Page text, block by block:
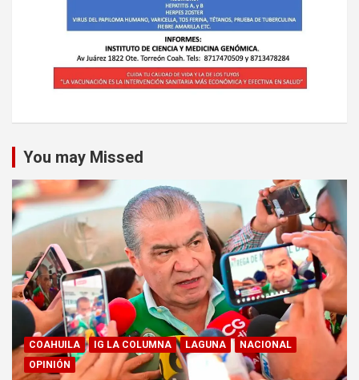
You may Missed
COAHUILA IG LA COLUMNA LAGUNA
NACIONAL
OPINIÓN